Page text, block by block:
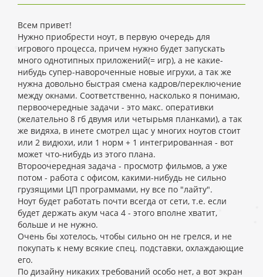
Всем привет!
Нужно приобрести ноут, в первую очередь для
игрового процесса, причем нужно будет запускать
много однотипных приложений(= игр), а не какие-
нибудь супер-навороченные новые игрухи, а так же
нужна довольно быстрая смена кадров/переключение
между окнами. Соответственно, насколько я понимаю,
первоочередные задачи - это макс. оперативки
(желательно 8 гб двумя или четырьмя планками), а так
же видяха, в инете смотрел щас у многих ноутов стоит
или 2 видюхи, или 1 норм + 1 интегрированная - вот
может что-нибудь из этого плана.
Второочередная задача - просмотр фильмов, а уже
потом - работа с офисом, какими-нибудь не сильно
грузящими ЦП программами, ну все по "лайту".
Ноут будет работать почти всегда от сети, т.е. если
будет держать акум часа 4 - этого вполне хватит,
больше и не нужно.
Очень бы хотелось, чтобы сильно он не грелся, и не
покупать к нему всякие спец. подставки, охлаждающие
его.
По дизайну никаких требований особо нет, а вот экран